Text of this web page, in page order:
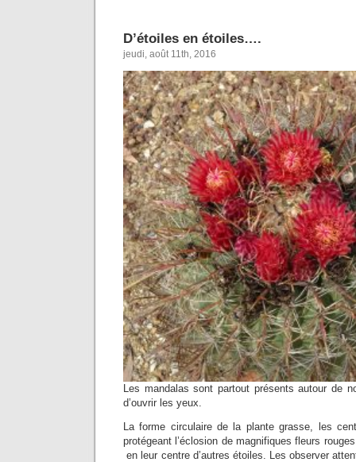
D’étoiles en étoiles….
jeudi, août 11th, 2016
Les mandalas sont partout présents autour de
d’ouvrir les yeux.
La forme circulaire de la plante grasse, les
protégeant l’éclosion de magnifiques fleurs
en leur centre d’autres étoiles. Les observer